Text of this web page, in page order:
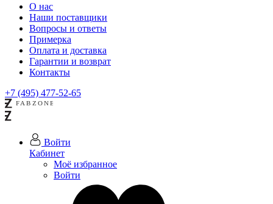
О нас
Наши поставщики
Вопросы и ответы
Примерка
Оплата и доставка
Гарантии и возврат
Контакты
+7 (495) 477-52-65
Войти
Кабинет
Моё избранное
Войти